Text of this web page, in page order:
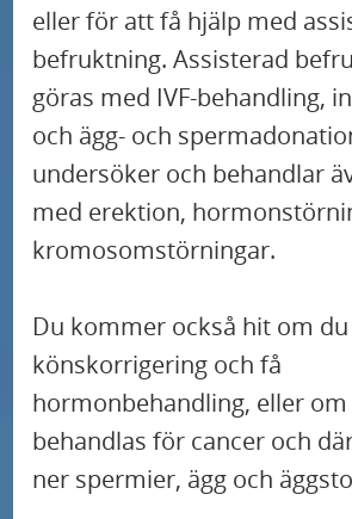
eller för att få hjälp med
befruktning. Assisterad
göras med IVF-behandling,
och ägg- och
undersöker och behandlar
med erektion,
kromosomstörningar.
Du kommer också hit om
könskorrigering och få
hormonbehandling, eller om
behandlas för cancer och
ner spermier, ägg och